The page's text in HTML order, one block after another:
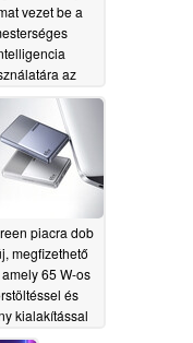
vezet be a
az
iskolákban
06/22/2026
piacra dob
megfizethető
65 W-os
és
kialakítással